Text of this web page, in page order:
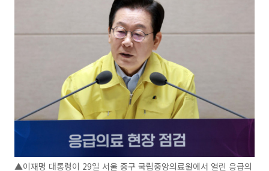
▲이재명 대통령이 29일 서울 중구 국립중앙의료원에서 열린 응급의